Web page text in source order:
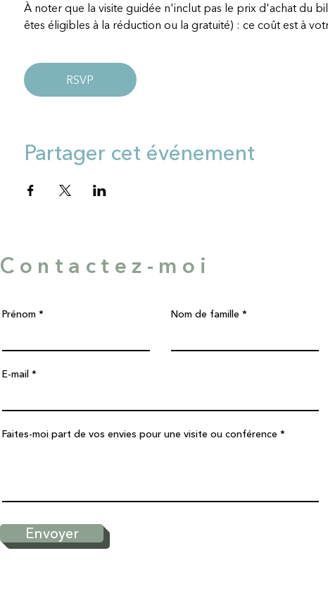
À noter que la visite guidée n'inclut pas le prix d'achat du
êtes éligibles à la réduction ou la gratuité) : ce coût est à
RSVP
Partager cet événement
Contactez-moi
Prénom Nom de famille
E-mail
Faites-moi part de vos envies pour une visite ou conférence
Envoyer